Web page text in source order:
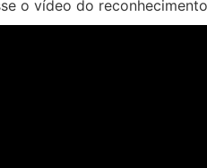
o vídeo do